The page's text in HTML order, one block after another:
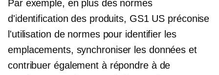
Par exemple, en plus des normes
d'identification des produits, GS1 US préconise
l'utilisation de normes pour identifier les
emplacements, synchroniser les données et
contribuer également à répondre à de